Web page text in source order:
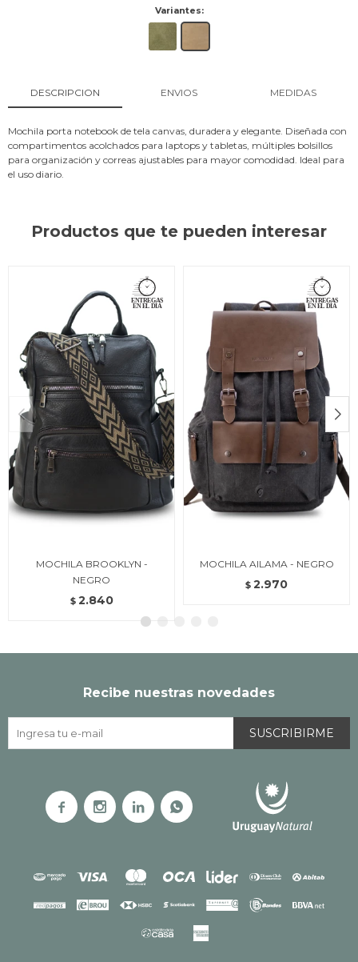
Variantes:
DESCRIPCION ENVIOS MEDIDAS
Mochila porta notebook de tela canvas, duradera y elegante. Diseñada con
compartimentos acolchados para laptops y tabletas, múltiples bolsillos
para organización y correas ajustables para mayor comodidad. Ideal para
el uso diario.
Productos que te pueden interesar
MOCHILA BROOKLYN -
NEGRO
$ 2.840
MOCHILA AILAMA - NEGRO
$ 2.970
Recibe nuestras novedades
SUSCRIBIRME
   